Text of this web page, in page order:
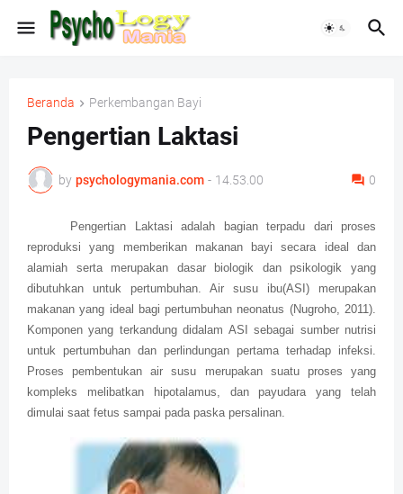
Beranda Perkembangan Bayi
Pengertian Laktasi
by psychologymania.com - 14.53.00 0
Pengertian Laktasi adalah bagian terpadu dari proses
reproduksi yang memberikan makanan bayi secara ideal dan
alamiah serta merupakan dasar biologik dan psikologik yang
dibutuhkan untuk pertumbuhan. Air susu ibu(ASI) merupakan
makanan yang ideal bagi pertumbuhan neonatus (Nugroho, 2011).
Komponen yang terkandung didalam ASI sebagai sumber nutrisi
untuk pertumbuhan dan perlindungan pertama terhadap infeksi.
Proses pembentukan air susu merupakan suatu proses yang
kompleks melibatkan hipotalamus, dan payudara yang telah
dimulai saat fetus sampai pada paska persalinan.